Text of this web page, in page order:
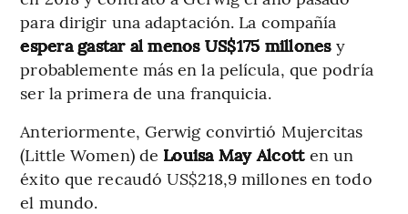
para dirigir una adaptación. La compañía
espera gastar al menos US$175 millones y
probablemente más en la película, que podría
ser la primera de una franquicia.
Anteriormente, Gerwig convirtió Mujercitas
(Little Women) de Louisa May Alcott en un
éxito que recaudó US$218,9 millones en todo
el mundo.